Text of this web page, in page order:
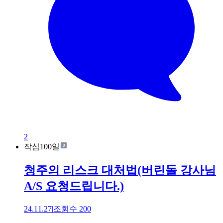
2
작심100일
청주의 리스크 대처법(버린돌 강사님
A/S 요청드립니다.)
24.11.27|조회수 200